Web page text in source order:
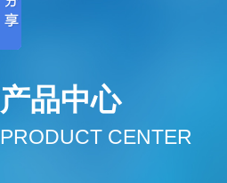
产品中心
PRODUCT CENTER